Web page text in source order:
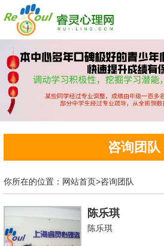
咨询团队
你所在的位置： 网站首页>咨询团队
陈乐琪
陈乐琪